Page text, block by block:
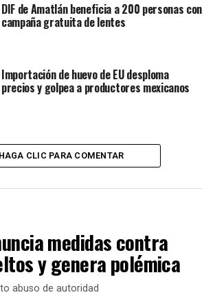
DIF de Amatlán beneficia a 200 personas con
campaña gratuita de lentes
Importación de huevo de EU desploma
precios y golpea a productores mexicanos
HAGA CLIC PARA COMENTAR
medidas contra
y genera polémica
abuso de autoridad